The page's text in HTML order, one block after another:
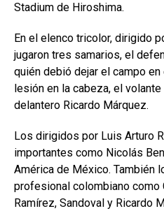
Stadium de Hiroshima.
En el elenco tricolor, dirigido
jugaron tres samarios, el
quién debió dejar el campo
lesión en la cabeza, el
delantero Ricardo Márquez.
Los dirigidos por Luis Arturo
importantes como Nicolás
América de México. También
profesional colombiano como
Ramírez, Sandoval y Ricardo